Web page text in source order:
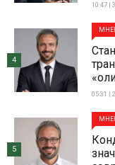
10:47 |
05:31 |
4
5